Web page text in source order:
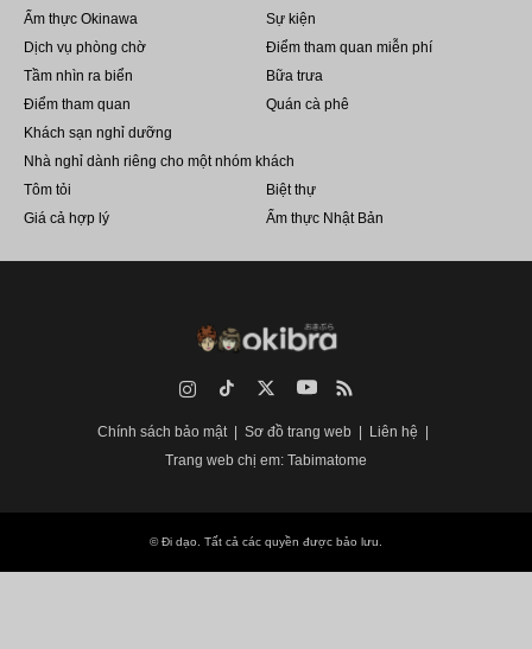
Ẩm thực Okinawa
Sự kiện
Dịch vụ phòng chờ
Điểm tham quan miễn phí
Tầm nhìn ra biển
Bữa trưa
Điểm tham quan
Quán cà phê
Khách sạn nghỉ dưỡng
Nhà nghỉ dành riêng cho một nhóm khách
Tôm tỏi
Biệt thự
Giá cả hợp lý
Ẩm thực Nhật Bản
YouTube RSS
Chính sách bảo mật Sơ đồ trang web
Liên hệ
Trang web chị em: Tabimatome
©Đi dạo . Tất cả các quyền được bảo lưu.